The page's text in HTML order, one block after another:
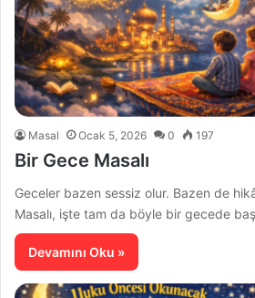
Masal Ocak 5, 2026 0 197
Bir Gece Masalı
Geceler bazen sessiz olur. Bazen de
Masalı, işte tam da böyle bir gecede
Devamını Oku »